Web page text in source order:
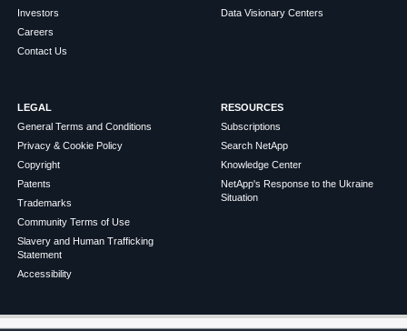
Investors
Careers
Contact Us
Data Visionary Centers
LEGAL
General Terms and Conditions
Privacy & Cookie Policy
Copyright
Patents
Trademarks
Community Terms of Use
Slavery and Human Trafficking
Statement
Accessibility
RESOURCES
Subscriptions
Search NetApp
Knowledge Center
NetApp's Response to the Ukraine
Situation